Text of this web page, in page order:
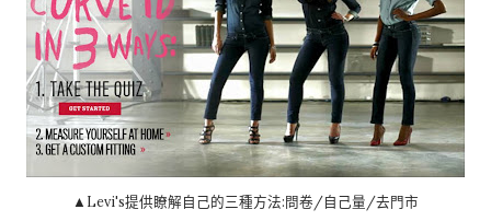
▲Levi's提供瞭解自己的三種方法:問卷/自己量/去門市